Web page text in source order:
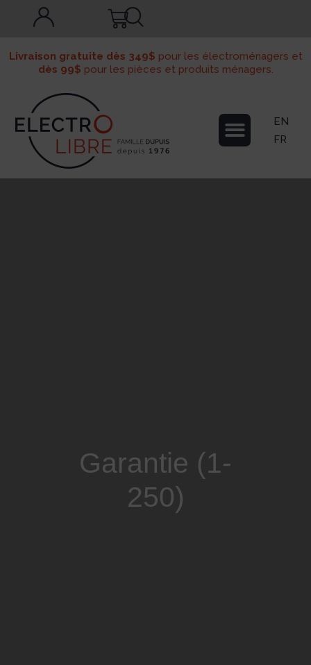
Livraison gratuite dès 349$ pour les électroménagers et
dès 99$ pour les pièces et produits ménagers.
EN
FR
Garantie (1-
250)